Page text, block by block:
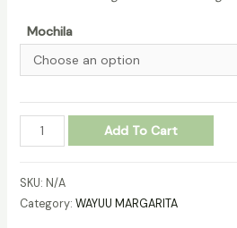
Mochila
MOCHILA-
WAYUU-
REF.-310865
Add To Cart
SKU: N/A
Category: WAYUU MARGARITA